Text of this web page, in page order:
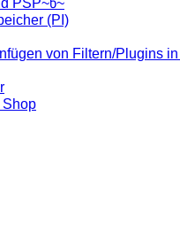
PSP~წ~
(PI)
von Filtern/Plugins in